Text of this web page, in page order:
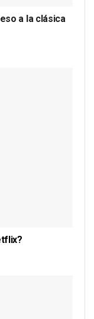
a la clásica